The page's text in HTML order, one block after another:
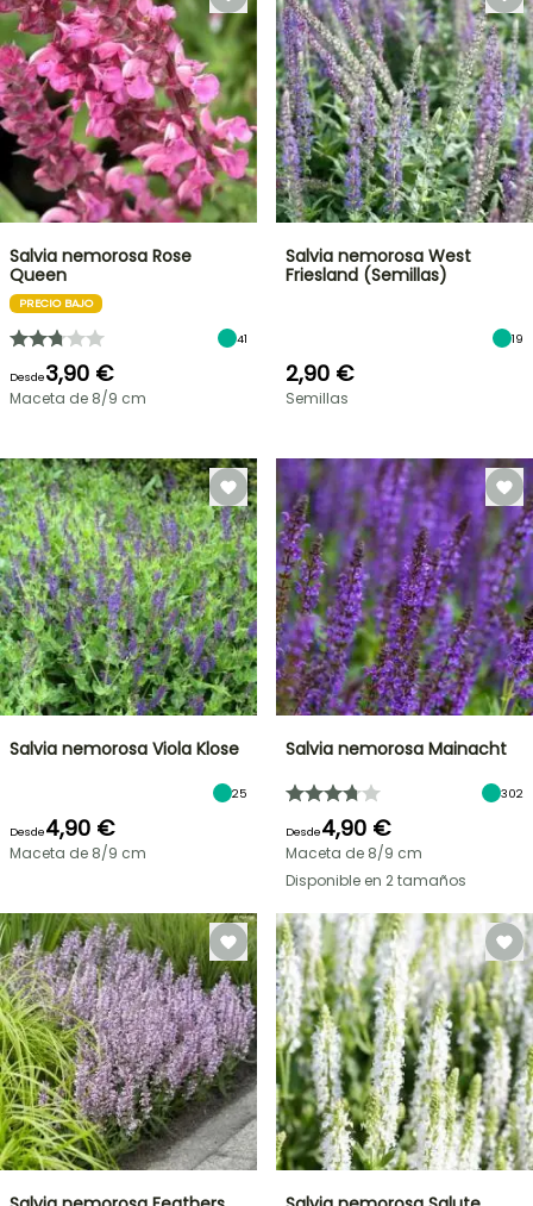
Salvia nemorosa Rose
Queen
PRECIO BAJO
41
Desde3,90 €
Maceta de 8/9 cm
Salvia nemorosa West
Friesland (Semillas)
19
2,90 €
Semillas
Salvia nemorosa Viola Klose
25
Desde4,90 €
Maceta de 8/9 cm
Salvia nemorosa Mainacht
302
Desde4,90 €
Maceta de 8/9 cm
Disponible en 2 tamaños